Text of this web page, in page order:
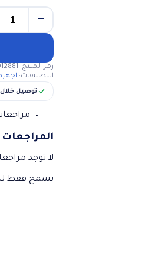
سخان
عين
ريبون
1000
واط
−
رمز المنتج:
التصنيفات:
توصيل خلال 24 ساعة
المراجعات
لا توجد
يسمح فقط